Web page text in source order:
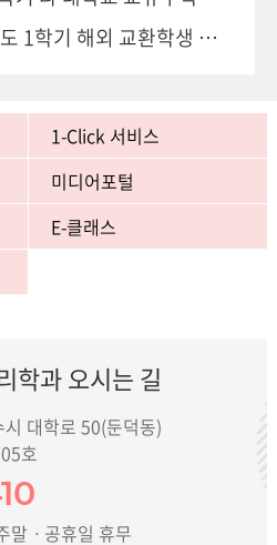
[해외파견] 2027학년도 1학기 해외 교환학생 안내
1-Click 서비스
미디어포털
E-클래스
학과 오시는 길
대학로 50(둔덕동)
호
말ㆍ공휴일 휴무